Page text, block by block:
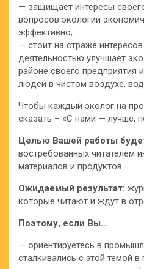
— защищает интересы
вопросов экологии
эффективно;
— стоит на страже
деятельностью улучшает
районе своего предприятия
людей в чистом воздухе,
Чтобы каждый эколог на
сказать – «С нами — лучше,
Целью Вашей работы
востребованных читателем
материалов и продуктов
Ожидаемый результат:
которые читают и ждут в
Поэтому, если Вы…
— ориентируетесь в
сталкивались с этой темой